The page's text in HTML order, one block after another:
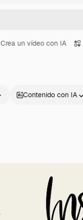
Crea un vídeo con IA
Contenido con IA